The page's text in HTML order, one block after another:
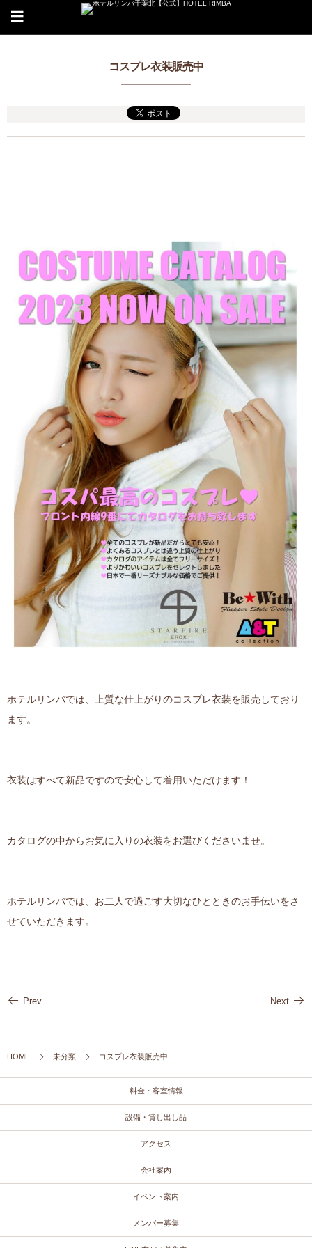
コスプレ衣装販売中
ホテルリンバでは、上質な仕上がりのコスプレ衣装を販売しており
ます。
衣装はすべて新品ですので安心して着用いただけます！
カタログの中からお気に入りの衣装をお選びくださいませ。
ホテルリンバでは、お二人で過ごす大切なひとときのお手伝いをさ
せていただきます。
Prev Next
HOME 未分類 コスプレ衣装販売中
料金・客室情報
設備・貸し出し品
アクセス
会社案内
イベント案内
メンバー募集